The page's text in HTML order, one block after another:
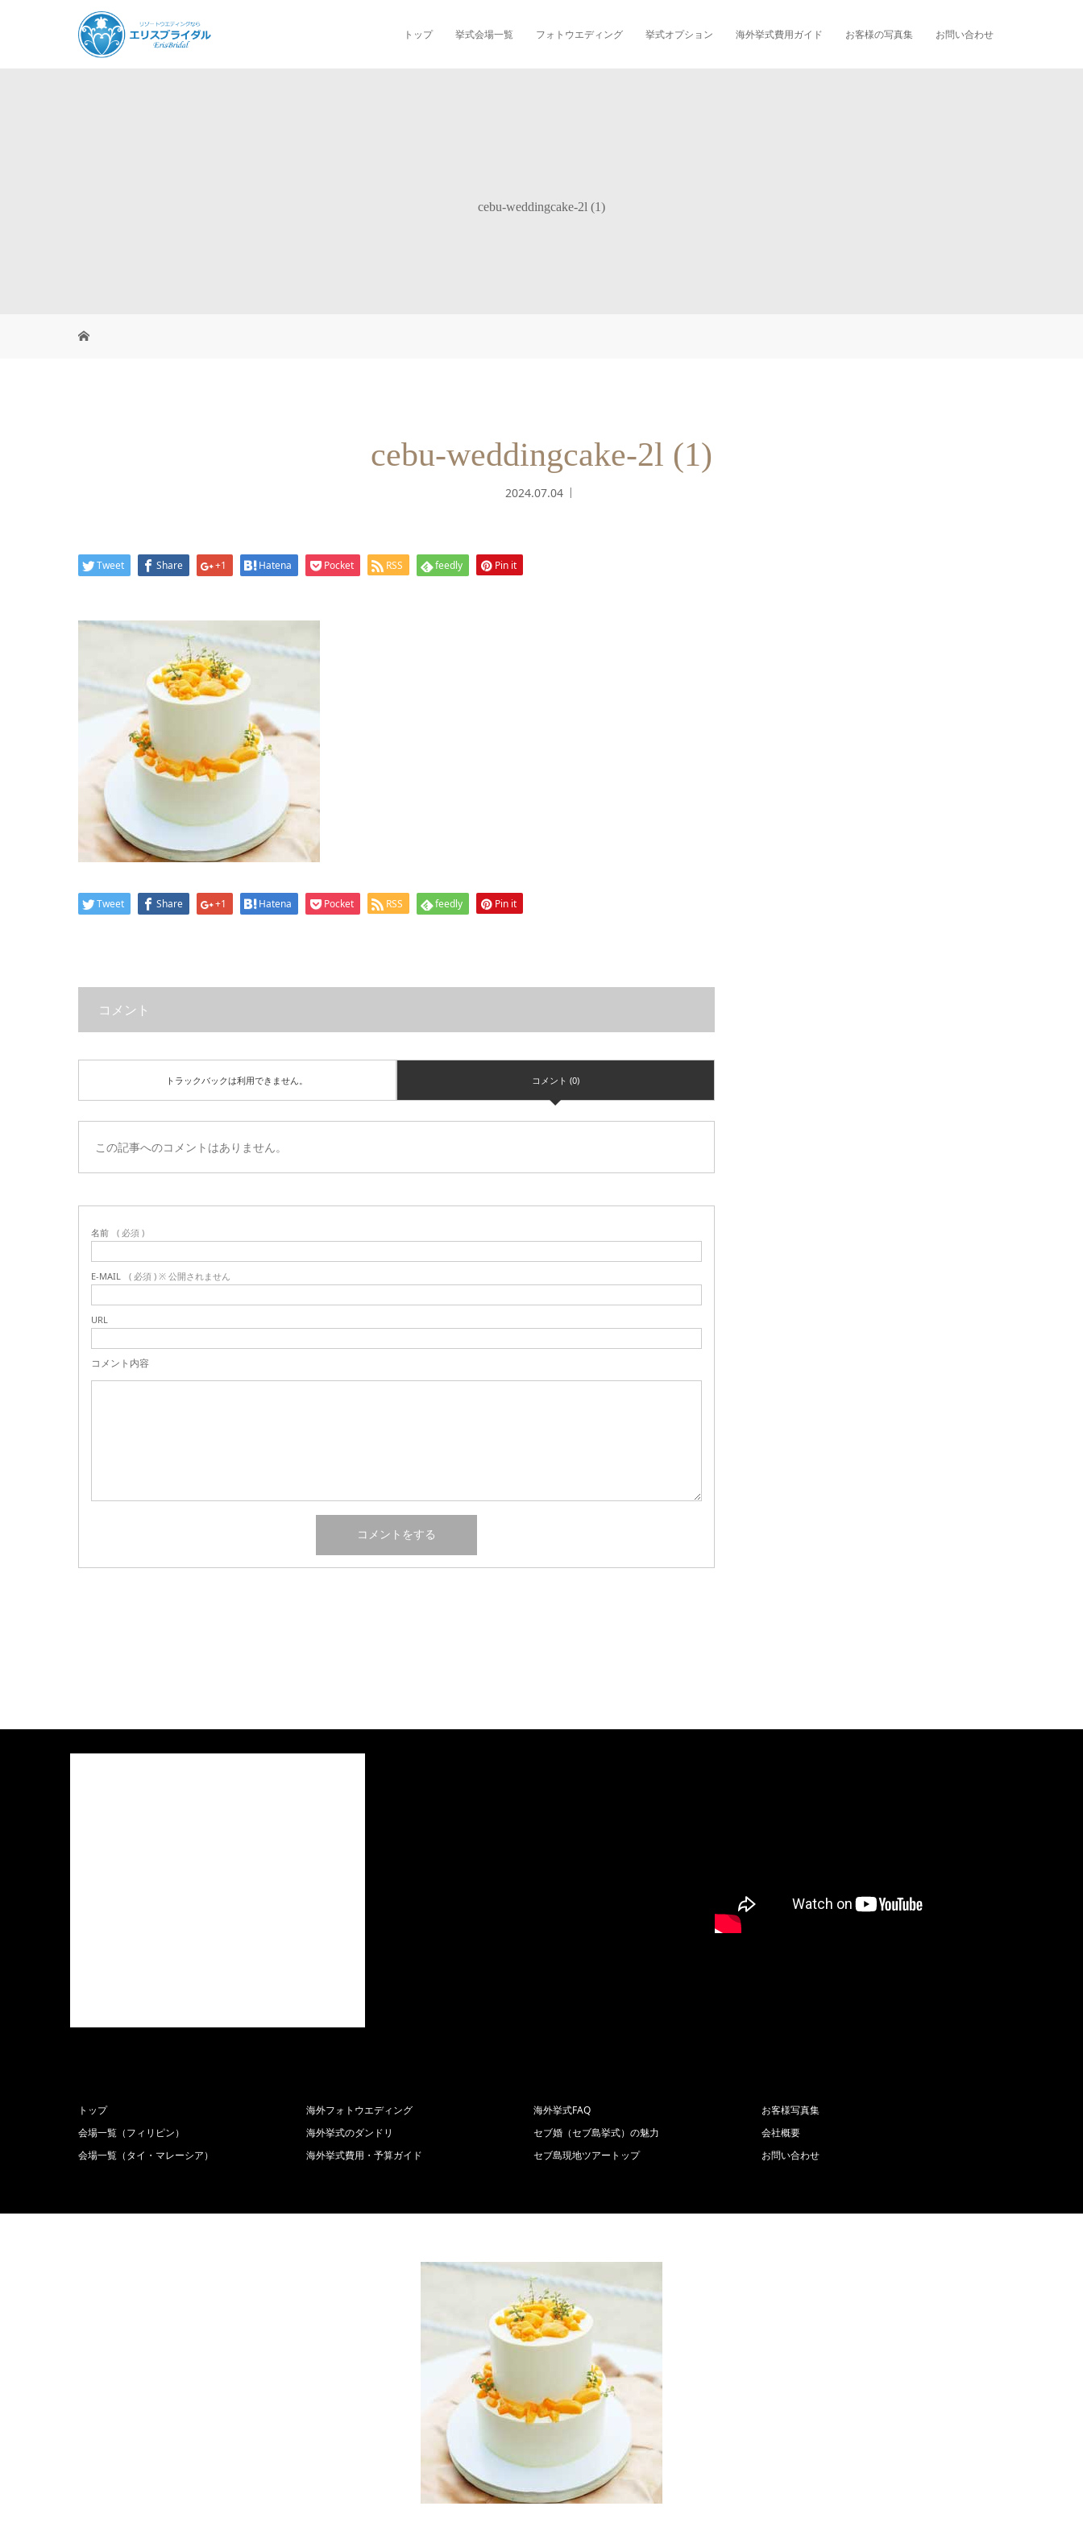
トップ 挙式会場一覧 フォトウエディング 挙式オプション 海外挙式費用ガイド お客様の写真集 お問い合わせ
cebu-weddingcake-2l (1)
cebu-weddingcake-2l (1)
2024.07.04
Tweet Share +1 Hatena Pocket RSS feedly Pin it
Tweet Share +1 Hatena Pocket RSS feedly Pin it
コメント
トラックバックは利用できません。 コメント (0)
この記事へのコメントはありません。
名前 ( 必須 )
E-MAIL ( 必須 ) ※ 公開されません
URL
コメント内容
トップ
会場一覧（フィリピン）
会場一覧（タイ・マレーシア）
海外フォトウエディング
海外挙式のダンドリ
海外挙式費用・予算ガイド
海外挙式FAQ
セブ婚（セブ島挙式）の魅力
セブ島現地ツアートップ
お客様写真集
会社概要
お問い合わせ